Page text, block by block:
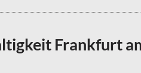
Frankfurt